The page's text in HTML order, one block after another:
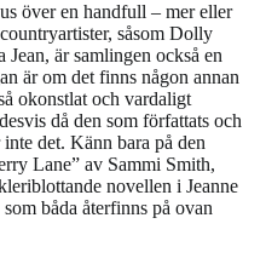
över en handfull – mer eller
såsom Dolly
är samlingen också en
är om det finns någon annan
okonstlat och vardaligt
då den som författats och
det. Känn bara på den
Lane” av Sammi Smith,
novellen i Jeanne
båda återfinns på ovan